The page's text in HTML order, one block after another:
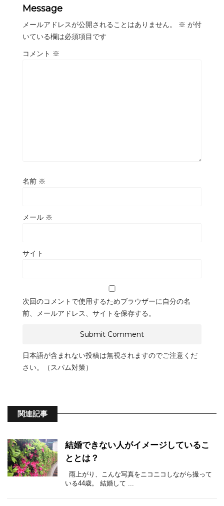
Message
メールアドレスが公開されることはありません。 ※ が付
いている欄は必須項目です
コメント ※
名前 ※
メール ※
サイト
次回のコメントで使用するためブラウザーに自分の名
前、メールアドレス、サイトを保存する。
日本語が含まれない投稿は無視されますのでご注意くだ
さい。（スパム対策）
関連記事
結婚できない人がイメージしているこ
ととは？
雨上がり、こんな写真をニコニコしながら撮って
いる44歳。 結婚して ...